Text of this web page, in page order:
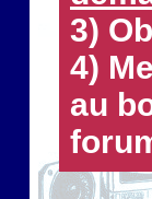
3)
4)
au